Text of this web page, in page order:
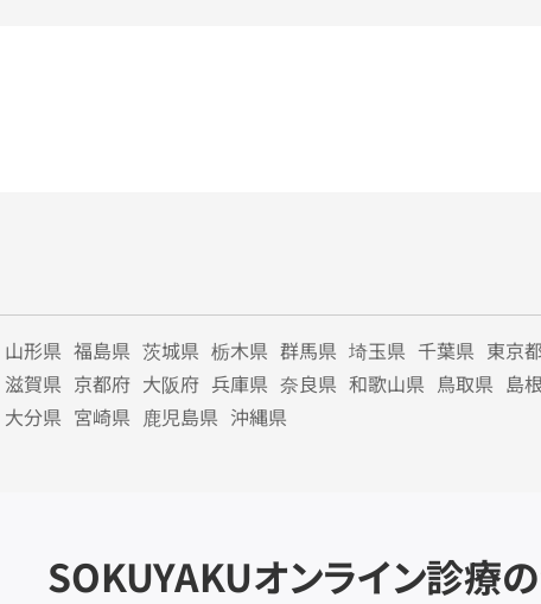
山形県 福島県 茨城県 栃木県 群馬県 埼玉県 千葉県 東京
滋賀県 京都府 大阪府 兵庫県 奈良県 和歌山県 鳥取県 島
大分県 宮崎県 鹿児島県 沖縄県
SOKUYAKUオンライン診療